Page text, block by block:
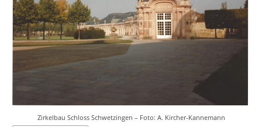
Zirkelbau Schloss Schwetzingen – Foto: A. Kircher-Kannemann